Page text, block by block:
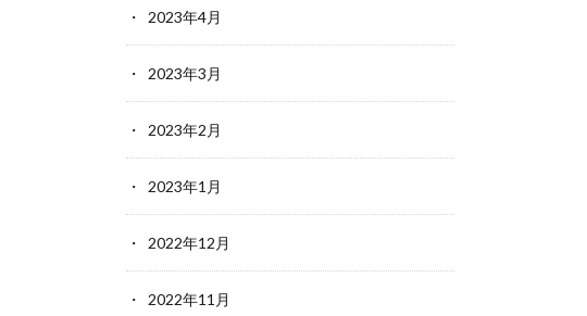
2023年4月
2023年3月
2023年2月
2023年1月
2022年12月
2022年11月